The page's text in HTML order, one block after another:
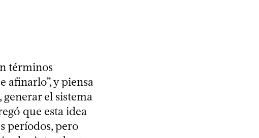
términos
afinarlo”, y piensa
el sistema
que esta idea
períodos, pero